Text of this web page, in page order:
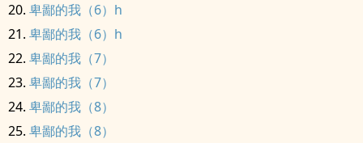
卑鄙的我（6）h
卑鄙的我（6）h
卑鄙的我（7）
卑鄙的我（7）
卑鄙的我（8）
卑鄙的我（8）